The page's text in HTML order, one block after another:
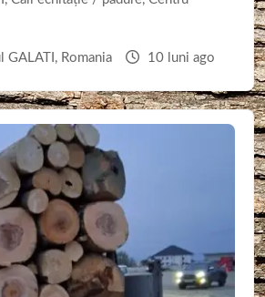
GALATI , Romania 10 luni ago